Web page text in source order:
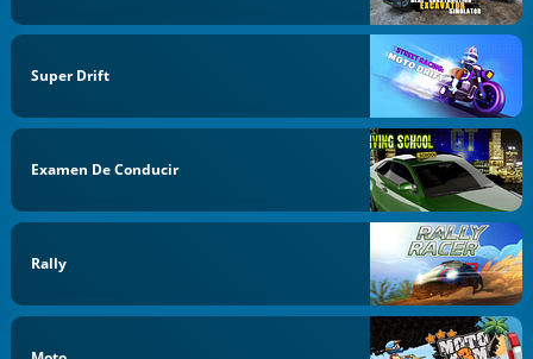
Super Drift
Examen De Conducir
Rally